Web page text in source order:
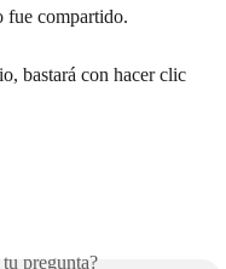
fue compartido.
bastará con hacer clic
pregunta?